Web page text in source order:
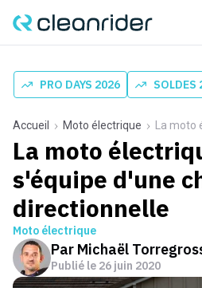
PRO DAYS 2026 SOLDES
Accueil Moto électrique La moto
La moto
s'équipe d'une
directionnelle
Moto électrique
Par Michaël
Publié le 26 juin 2020